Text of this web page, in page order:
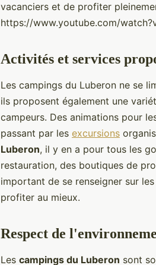
vacanciers et de profiter
https://www.youtube.com/
Activités et services
Les campings du Luberon ne se
ils proposent également une
campeurs. Des animations pour
passant par les excursions
Luberon, il y en a pour tous les
restauration, des boutiques de
important de se renseigner sur
profiter au mieux.
Respect de
Les campings du Luberon sont